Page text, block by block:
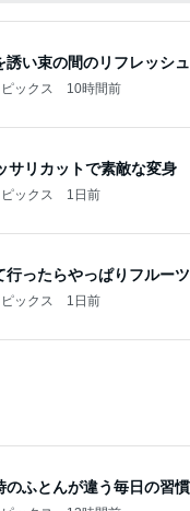
サリカットで素敵な変身
ックス 1日前
行ったらやっぱりフルーツ
ックス 1日前
のふとんが違う毎日の習慣
ックス 13時間前